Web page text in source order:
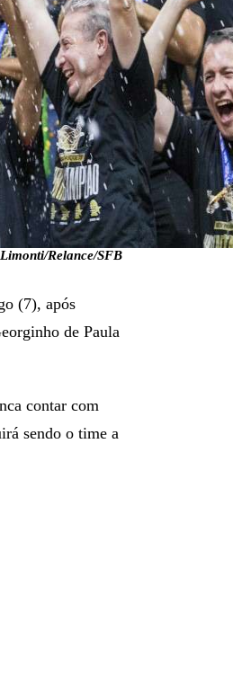
Relance/SFB
(7), após
de Paula
contar com
sendo o time a